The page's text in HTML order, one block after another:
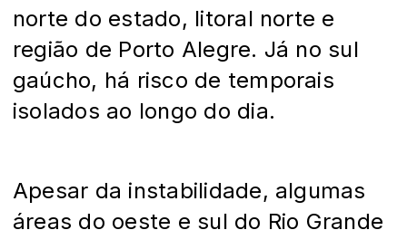
norte do estado, litoral norte e
região de Porto Alegre. Já no sul
gaúcho, há risco de temporais
isolados ao longo do dia.
Apesar da instabilidade, algumas
áreas do oeste e sul do Rio Grande